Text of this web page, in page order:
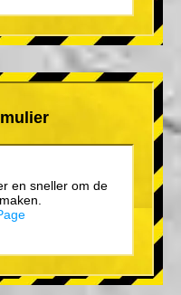
en sneller om de